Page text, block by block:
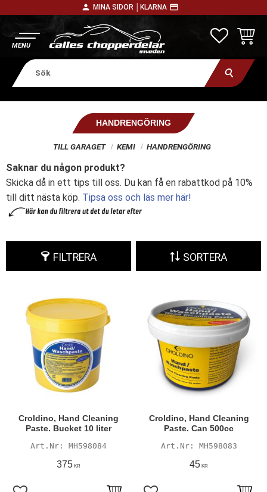
person MINA SIDOR │ KLARNA payment
HANDRENGÖRING
TILL GARAGET KEMI HANDRENGÖRING
Saknar du någon produkt?
Skicka då in ett tips till oss. Du kan få en rabattkod på 10%
till ditt nästa köp. Tipsa oss och läs mer här!
FILTRERA SORTERA
Croldino, Hand Cleaning
Paste. Bucket 10 liter
MH598084
375KR
Croldino, Hand Cleaning
Paste. Can 500cc
MH598083
45 KR